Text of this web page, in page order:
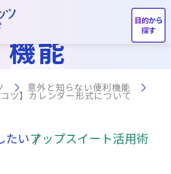
らない便利
機能
意外と知らない便利機能
ツ】カレンダー形式について
たいアップスイート活用術